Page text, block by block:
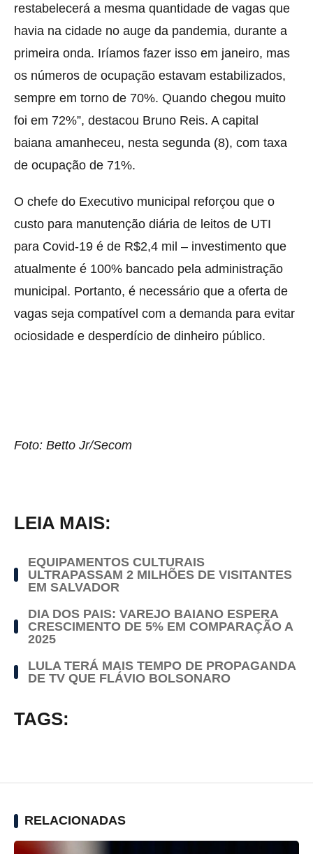
restabelecerá a mesma quantidade de vagas que
havia na cidade no auge da pandemia, durante a
primeira onda. Iríamos fazer isso em janeiro, mas
os números de ocupação estavam estabilizados,
sempre em torno de 70%. Quando chegou muito
foi em 72%”, destacou Bruno Reis. A capital
baiana amanheceu, nesta segunda (8), com taxa
de ocupação de 71%.
O chefe do Executivo municipal reforçou que o
custo para manutenção diária de leitos de UTI
para Covid-19 é de R$2,4 mil – investimento que
atualmente é 100% bancado pela administração
municipal. Portanto, é necessário que a oferta de
vagas seja compatível com a demanda para evitar
ociosidade e desperdício de dinheiro público.
Foto: Betto Jr/Secom
LEIA MAIS:
EQUIPAMENTOS CULTURAIS
ULTRAPASSAM 2 MILHÕES DE VISITANTES
EM SALVADOR
DIA DOS PAIS: VAREJO BAIANO ESPERA
CRESCIMENTO DE 5% EM COMPARAÇÃO A
2025
LULA TERÁ MAIS TEMPO DE PROPAGANDA
DE TV QUE FLÁVIO BOLSONARO
TAGS:
RELACIONADAS